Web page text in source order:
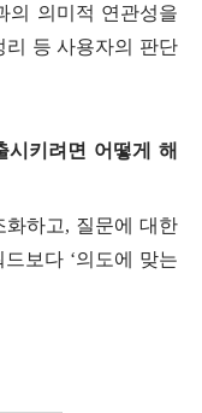
의 의미적 연관성을
리 등 사용자의 판단
키려면 어떻게 해
하고, 질문에 대한
보다 ‘의도에 맞는